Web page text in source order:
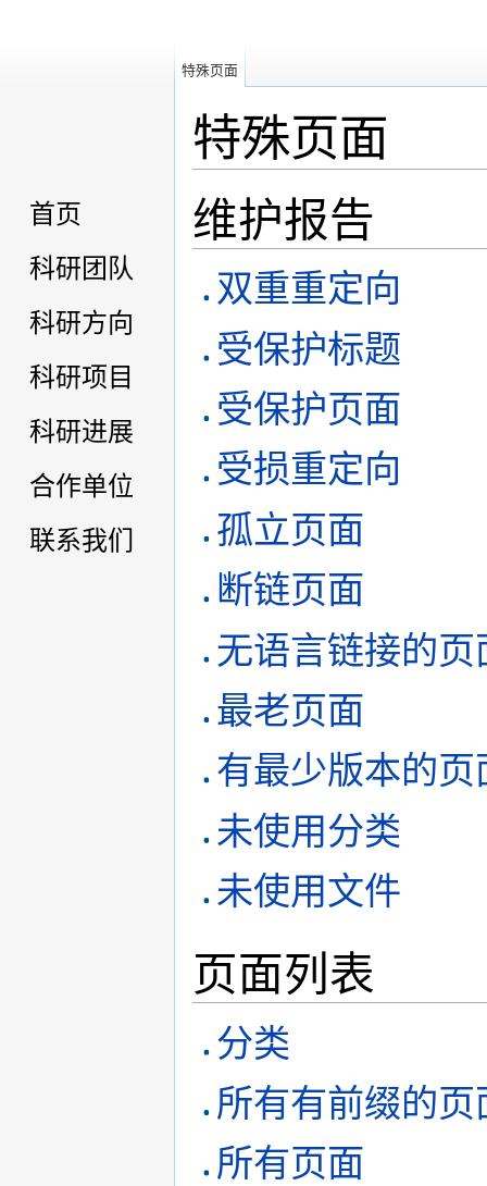
特殊页面
维护报告
双重重定向
受保护标题
受保护页面
受损重定向
孤立页面
断链页面
无语言链接的页
最老页面
有最少版本的页
未使用分类
未使用文件
页面列表
分类
所有有前缀的页
所有页面
特殊页面
首页
科研团队
科研方向
科研项目
科研进展
合作单位
联系我们